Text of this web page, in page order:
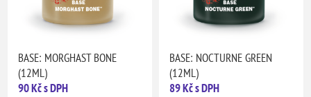
BASE: MORGHAST BONE
(12ML)
90 Kč s DPH
BASE: NOCTURNE GREEN
(12ML)
89 Kč s DPH